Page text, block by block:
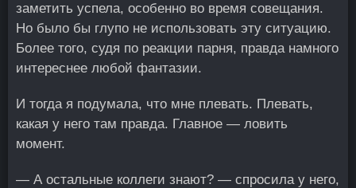
заметить успела, особенно во время совещания.
Но было бы глупо не использовать эту ситуацию.
Более того, судя по реакции парня, правда намного
интереснее любой фантазии.
И тогда я подумала, что мне плевать. Плевать,
какая у него там правда. Главное — ловить
момент.
— А остальные коллеги знают? — спросила у него,